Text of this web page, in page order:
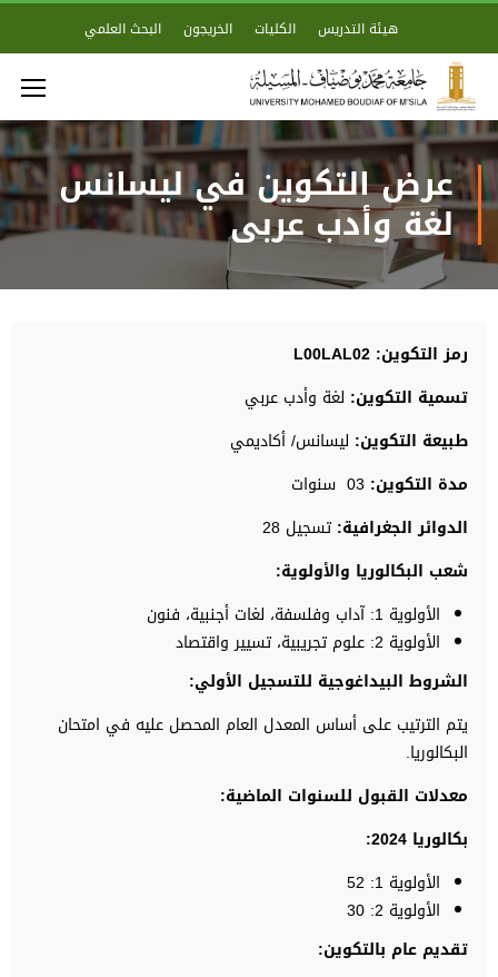
هيئة التدريس الكليات الخريجون البحث العلمي
عرض التكوين في ليسانس
لغة وأدب عربي
رمز التكوين:
L00LAL02
تسمية التكوين: لغة وأدب عربي
طبيعة التكوين: ليسانس/ أكاديمي
مدة التكوين: 03 سنوات
الدوائر الجغرافية: تسجيل 28
شعب البكالوريا والأولوية:
الأولوية 1: آداب وفلسفة، لغات أجنبية، فنون
الأولوية 2: علوم تجريبية، تسيير واقتصاد
الشروط البيداغوجية للتسجيل الأولي:
يتم الترتيب على أساس المعدل العام المحصل عليه في امتحان
البكالوريا.
معدلات القبول للسنوات الماضية:
بكالوريا 2024
:
الأولوية 1: 52
الأولوية 2: 30
تقديم عام بالتكوين: